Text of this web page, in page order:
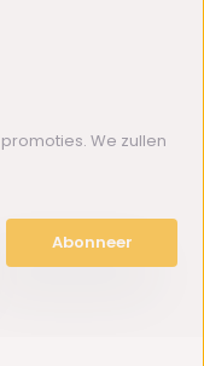
We zullen
Abonneer